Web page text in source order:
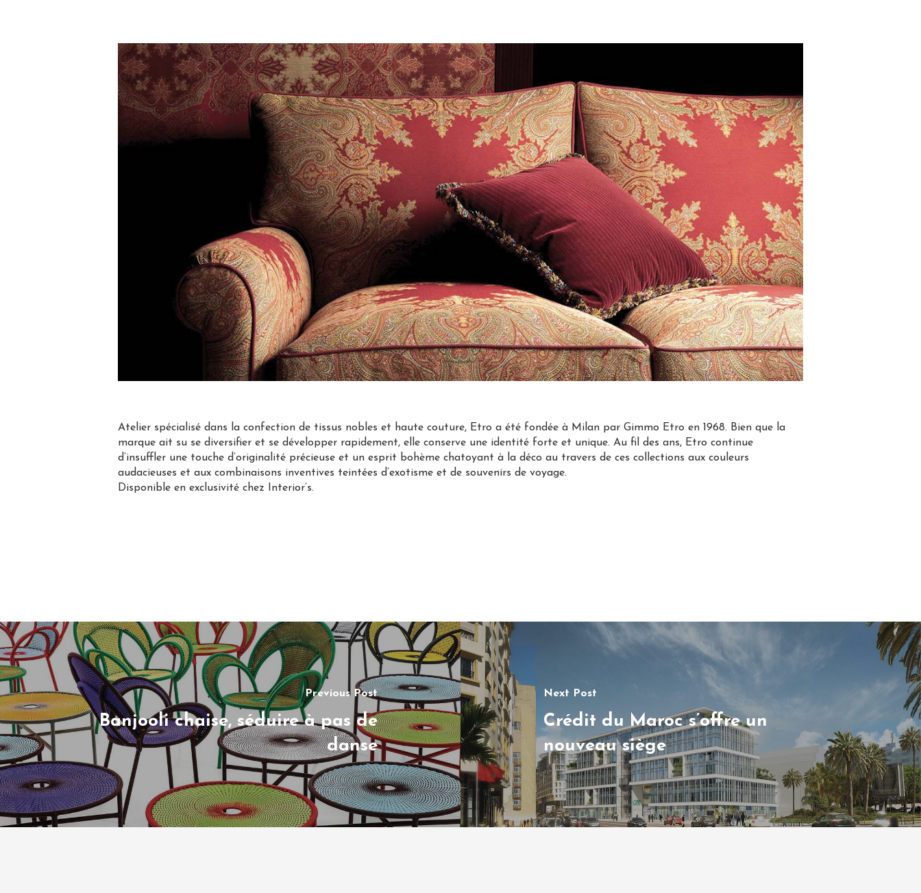
Atelier spécialisé dans la confection de tissus nobles et haute couture, Etro a été fondée à Milan par Gimmo Etro en 1968. Bien que la
marque ait su se diversifier et se développer rapidement, elle conserve une identité forte et unique. Au fil des ans, Etro continue
d’insuffler une touche d’originalité précieuse et un esprit bohème chatoyant à la déco au travers de ces collections aux couleurs
audacieuses et aux combinaisons inventives teintées d’exotisme et de souvenirs de voyage.
Disponible en exclusivité chez Interior’s.
Previous Post
Banjooli chaise, séduire à pas de
danse
Next Post
Crédit du Maroc s’offre un
nouveau siège